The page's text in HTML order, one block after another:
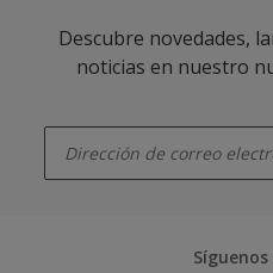
Descubre novedades,
noticias en nuestro